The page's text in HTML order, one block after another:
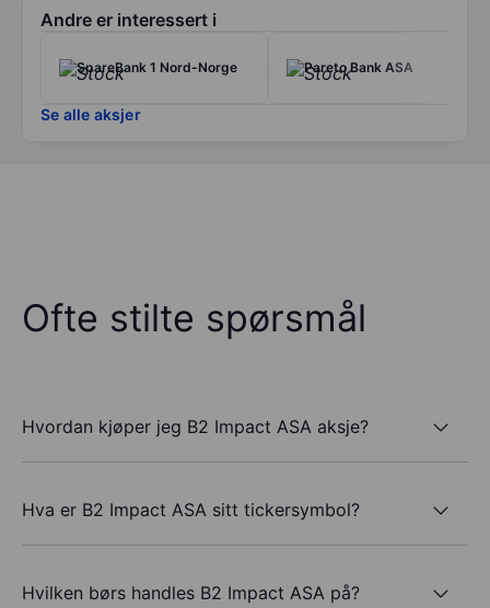
Andre er interessert i
SpareBank 1 Nord-Norge Pareto Bank ASA
Se alle aksjer
Ofte stilte spørsmål
Hvordan kjøper jeg B2 Impact ASA aksje?
Hva er B2 Impact ASA sitt tickersymbol?
Hvilken børs handles B2 Impact ASA på?